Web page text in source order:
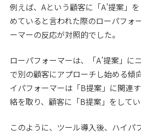
例えば、Aという顧客に「A’提案」
めていると言われた際のローパフォ
ーマーの反応が対照的でした。
ローパフォーマーは、「A’提案」に
で別の顧客にアプローチし始める傾
イパフォーマーは「B提案」に関連
絡を取り、顧客に「B提案」をしてい
このように、ツール導入後、ハイパ